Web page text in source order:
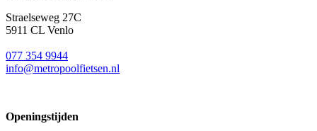
Straelseweg 27C
5911 CL Venlo
077 354 9944
info@metropoolfietsen.nl
Openingstijden